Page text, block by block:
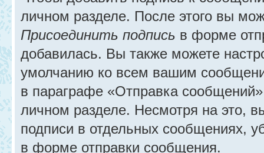
личном разделе. После этого вы
Присоединить подпись в форме
добавилась. Вы также можете
умолчанию ко всем вашим
в параграфе «Отправка
личном разделе. Несмотря на это,
подписи в отдельных сообщениях,
в форме отправки сообщения.